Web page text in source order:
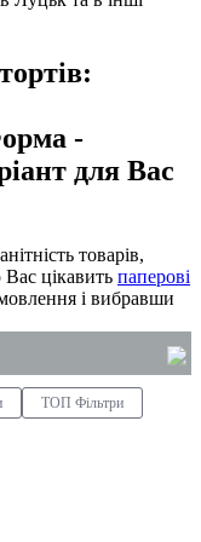
-
для Вас
товарів,
цікавить паперові
і вибравши
ТОП Фільтри